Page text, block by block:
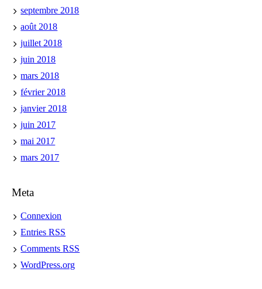
septembre 2018
août 2018
juillet 2018
juin 2018
mars 2018
février 2018
janvier 2018
juin 2017
mai 2017
mars 2017
Meta
Connexion
EntriesRSS
CommentsRSS
WordPress.org